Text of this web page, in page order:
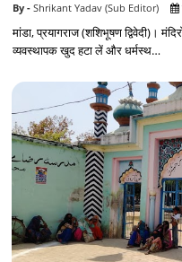
Shrikant Yadav (Sub Editor)
मांडा, प्रयागराज (शशिभूषण द्विवेदी)।
व्यवस्थापक खुद हटा लें और धर्मस्थ…